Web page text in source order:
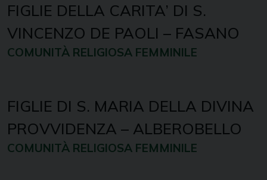
FIGLIE DELLA CARITA’ DI S.
VINCENZO DE PAOLI – FASANO
COMUNITÀ RELIGIOSA FEMMINILE
FIGLIE DI S. MARIA DELLA DIVINA
PROVVIDENZA – ALBEROBELLO
COMUNITÀ RELIGIOSA FEMMINILE